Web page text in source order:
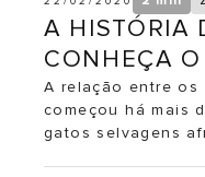
A HISTÓRIA
CONHEÇA
A relação entre os
começou há mais
gatos selvagens